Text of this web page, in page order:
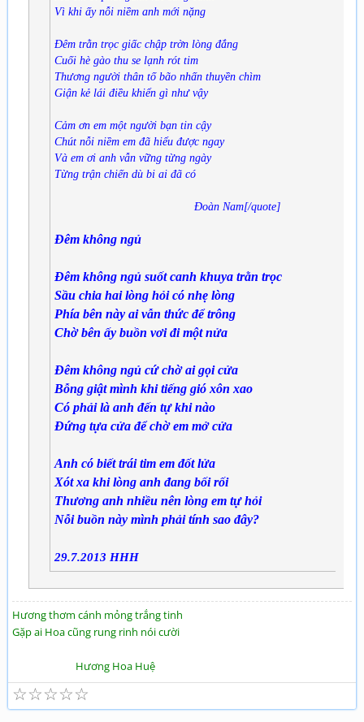
Vì khi ấy nỗi niềm anh mới nặng
Đêm trằn trọc giấc chập trờn lòng đắng
Cuối hè gào thu se lạnh rót tim
Thương người thân tố bão nhấn thuyền chìm
Giận kẻ lái điều khiển gì như vậy
Cảm ơn em một người bạn tin cậy
Chút nỗi niềm em đã hiểu được ngay
Và em ơi anh vẫn vững từng ngày
Từng trận chiến dù bi ai đã có
Đoàn Nam[/quote]
Đêm không ngủ
Đêm không ngủ suốt canh khuya trằn trọc
Sầu chia hai lòng hỏi có nhẹ lòng
Phía bên này ai vẫn thức để trông
Chờ bên ấy buồn vơi đi một nửa
Đêm không ngủ cứ chờ ai gọi cửa
Bỗng giật mình khi tiếng gió xôn xao
Có phải là anh đến tự khi nào
Đứng tựa cửa để chờ em mở cửa
Anh có biết trái tim em đốt lửa
Xót xa khi lòng anh đang bối rối
Thương anh nhiều nên lòng em tự hỏi
Nỗi buồn này mình phải tính sao đây?
29.7.2013 HHH
Hương thơm cánh mỏng trắng tinh
Gặp ai Hoa cũng rung rinh nói cười
Hương Hoa Huệ
☆
☆
☆
☆
☆